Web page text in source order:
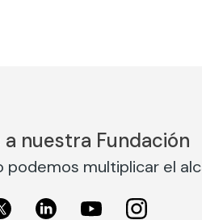
a nuestra Fundación
podemos multiplicar el